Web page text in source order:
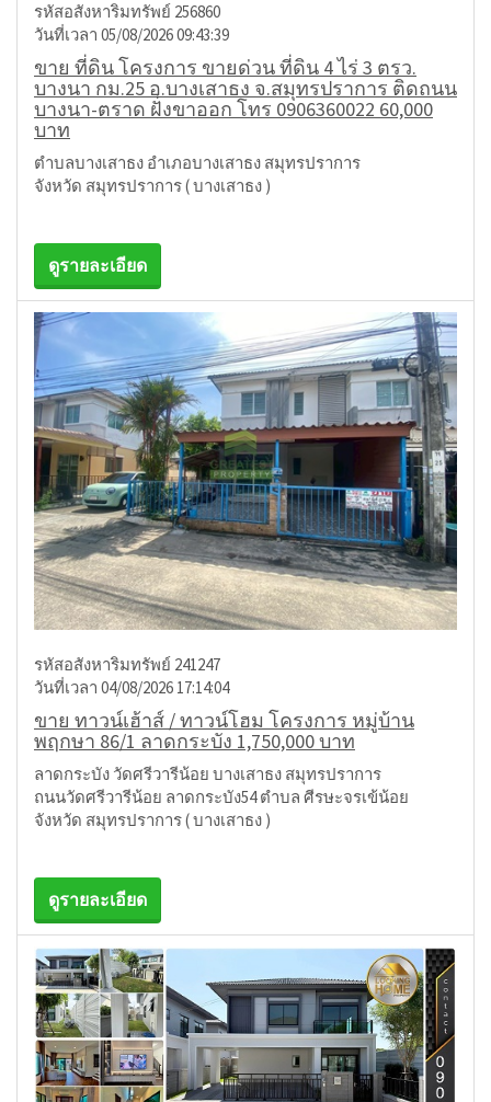
รหัสอสังหาริมทรัพย์ 256860
วันที่เวลา 05/08/2026 09:43:39
ขาย ที่ดิน โครงการ ขายด่วน ที่ดิน 4 ไร่ 3 ตรว.
บางนา กม.25 อ.บางเสาธง จ.สมุทรปราการ ติดถนน
บางนา-ตราด ฝั่งขาออก โทร 0906360022 60,000
บาท
ตำบลบางเสาธง อำเภอบางเสาธง สมุทรปราการ
จังหวัด สมุทรปราการ ( บางเสาธง )
ดูรายละเอียด
รหัสอสังหาริมทรัพย์ 241247
วันที่เวลา 04/08/2026 17:14:04
ขาย ทาวน์เฮ้าส์ / ทาวน์โฮม โครงการ หมู่บ้าน
พฤกษา 86/1 ลาดกระบัง 1,750,000 บาท
ลาดกระบัง วัดศรีวารีน้อย บางเสาธง สมุทรปราการ
ถนนวัดศรีวารีน้อย ลาดกระบัง54 ตำบล ศีรษะจรเข้น้อย
จังหวัด สมุทรปราการ ( บางเสาธง )
ดูรายละเอียด